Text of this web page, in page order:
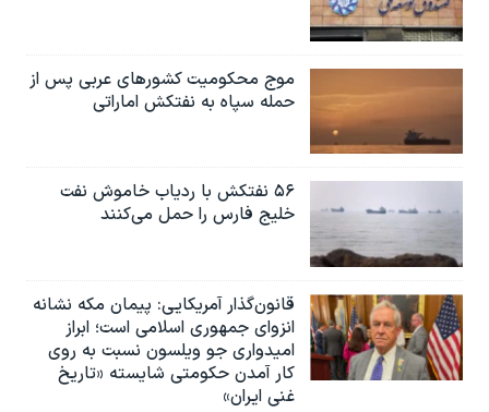
موج محکومیت کشورهای عربی پس از
حمله سپاه به نفتکش اماراتی
۵۶ نفتکش با ردیاب خاموش نفت
خلیج فارس را حمل می‌کنند
قانون‌گذار آمریکایی: پیمان مکه نشانه
انزوای جمهوری اسلامی است؛ ابراز
امیدواری جو ویلسون نسبت به روی
کار آمدن حکومتی شایسته «تاریخ
غنی ایران»